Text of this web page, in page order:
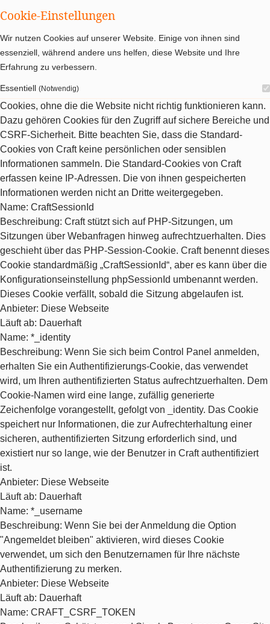
Cookie-Einstellungen
Wir nutzen Cookies auf unserer Website. Einige von ihnen sind
essenziell, während andere uns helfen, diese Website und Ihre
Erfahrung zu verbessern.
Essentiell (Notwendig)
Cookies, ohne die die Website nicht richtig funktionieren kann.
Dazu gehören Cookies für den Zugriff auf sichere Bereiche und
CSRF-Sicherheit. Bitte beachten Sie, dass die Standard-
Cookies von Craft keine persönlichen oder sensiblen
Informationen sammeln. Die Standard-Cookies von Craft
erfassen keine IP-Adressen. Die von ihnen gespeicherten
Informationen werden nicht an Dritte weitergegeben.
Name: CraftSessionId
Beschreibung: Craft stützt sich auf PHP-Sitzungen, um
Sitzungen über Webanfragen hinweg aufrechtzuerhalten. Dies
geschieht über das PHP-Session-Cookie. Craft benennt dieses
Cookie standardmäßig „CraftSessionId“, aber es kann über die
Konfigurationseinstellung phpSessionId umbenannt werden.
Dieses Cookie verfällt, sobald die Sitzung abgelaufen ist.
Anbieter: Diese Webseite
Läuft ab: Dauerhaft
Name: *_identity
Beschreibung: Wenn Sie sich beim Control Panel anmelden,
erhalten Sie ein Authentifizierungs-Cookie, das verwendet
wird, um Ihren authentifizierten Status aufrechtzuerhalten. Dem
Cookie-Namen wird eine lange, zufällig generierte
Zeichenfolge vorangestellt, gefolgt von _identity. Das Cookie
speichert nur Informationen, die zur Aufrechterhaltung einer
sicheren, authentifizierten Sitzung erforderlich sind, und
existiert nur so lange, wie der Benutzer in Craft authentifiziert
ist.
Anbieter: Diese Webseite
Läuft ab: Dauerhaft
Name: *_username
Beschreibung: Wenn Sie bei der Anmeldung die Option
"Angemeldet bleiben" aktivieren, wird dieses Cookie
verwendet, um sich den Benutzernamen für Ihre nächste
Authentifizierung zu merken.
Anbieter: Diese Webseite
Läuft ab: Dauerhaft
Name: CRAFT_CSRF_TOKEN